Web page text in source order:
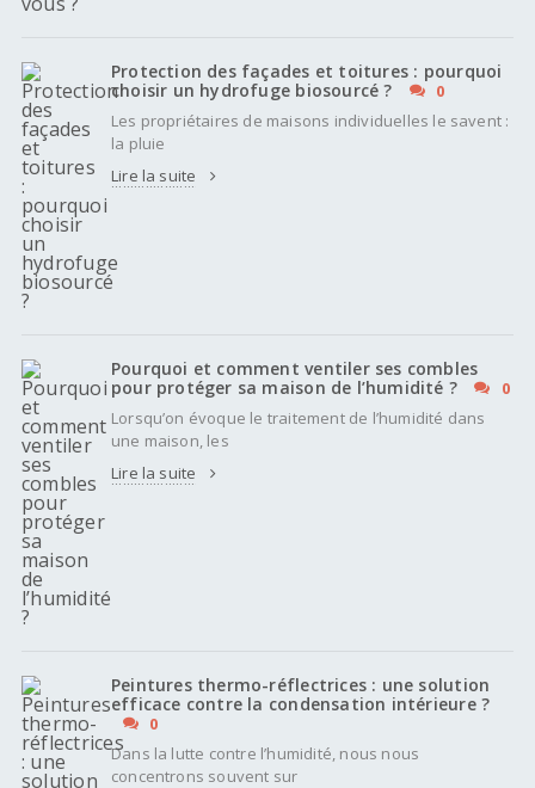
Protection des façades et toitures : pourquoi
choisir un hydrofuge biosourcé ?
0
Les propriétaires de maisons individuelles le savent :
la pluie
Lire la suite
Pourquoi et comment ventiler ses combles
pour protéger sa maison de l’humidité ?
0
Lorsqu’on évoque le traitement de l’humidité dans
une maison, les
Lire la suite
Peintures thermo-réflectrices : une solution
efficace contre la condensation intérieure ?
0
Dans la lutte contre l’humidité, nous nous
concentrons souvent sur